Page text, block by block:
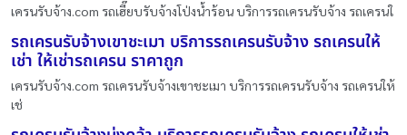
เครนรับจ้าง.com รถเฮี๊ยบรับจ้างโป่งน้ำร้อน บริการรถเครนรับจ้าง รถเครนใ
รถเครนรับจ้างเขาชะเมา บริการรถเครนรับจ้าง รถเครนให้
เช่า ให้เช่ารถเครน ราคาถูก
เครนรับจ้าง.com รถเครนรับจ้างเขาชะเมา บริการรถเครนรับจ้าง รถเครนให้
เช่